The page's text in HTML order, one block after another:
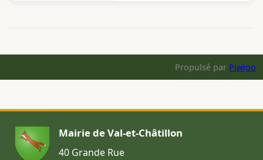
Propulsé par Piwigo
Mairie de Val-et-Châtillon
40 Grande Rue